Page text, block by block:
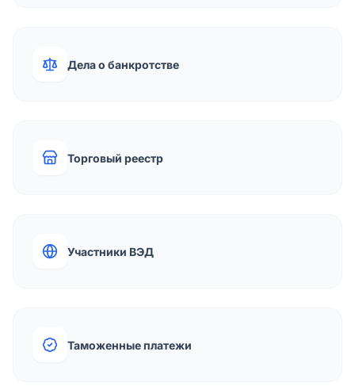
Дела о банкротстве
Торговый реестр
Участники ВЭД
Таможенные платежи